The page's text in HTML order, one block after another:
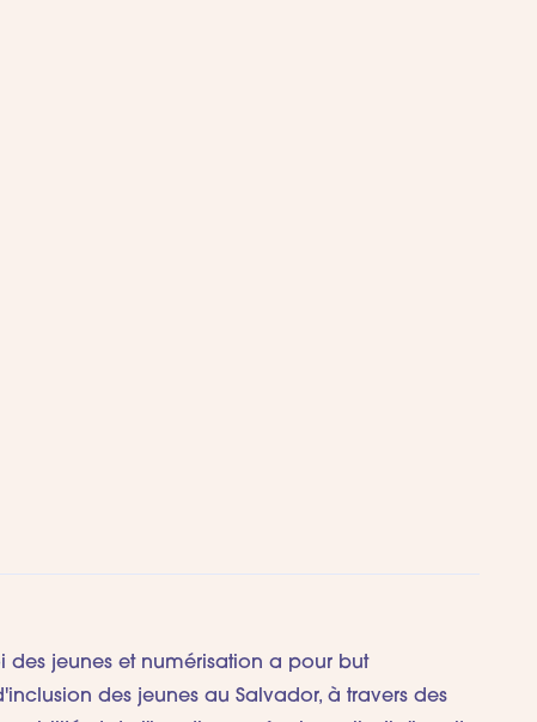
des jeunes et numérisation a pour but
des jeunes au Salvador, à travers des